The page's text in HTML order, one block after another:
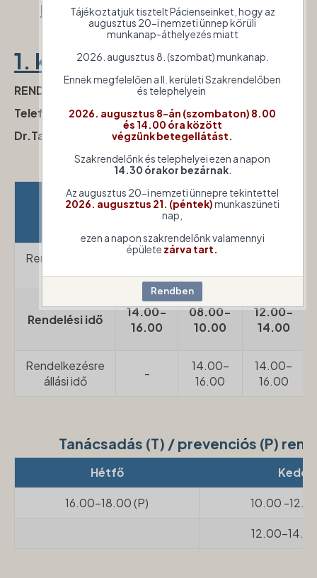
háziorvosikörzetek utcajegyzéke
1. körzet:
RENDELŐ: 1022 Budapest, Rét utca 3.
Telefon:
+36 (1) 212 4268
Dr.Tapodi Adriennházi gyermekorvos
Hétfő Kedd Szerda
Rendelkezésre
állási idő
10.00-
14.00
12.00
Rendelési idő
14.00-
16.00
08.00-
10.00
12.00-
14.00
Rendelkezésre
állási idő
-
14.00-
16.00
14.00-
16.00
Tanácsadás (T) / prevenciós (P)
Hétfő Kedd
16.00-18.00 (P) 10.00 -
12.00-
Tájékoztatjuk tisztelt Pácienseinket, hogy az
augusztus 20-i nemzeti ünnep körüli
munkanap-áthelyezés miatt
2026. augusztus 8. (szombat) munkanap.
Ennek megfelelően a II. kerületi Szakrendelőben
és telephelyein
2026. augusztus 8-án (szombaton) 8.00
és 14.00 óra között
végzünk betegellátást.
Szakrendelőnk és telephelyei ezen a napon
14.30 órakor bezárnak.
Az augusztus 20-i nemzeti ünnepre tekintettel
2026. augusztus 21. (péntek)munkaszüneti
nap,
ezen a napon szakrendelőnk valamennyi
épülete zárva tart.